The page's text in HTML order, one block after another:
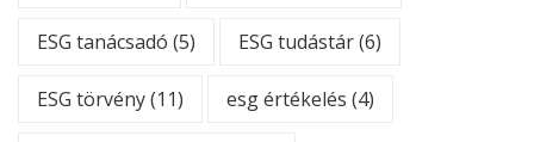
ESG tanácsadó (5) ESG tudástár(6)
ESG törvény(11) esg értékelés (4)